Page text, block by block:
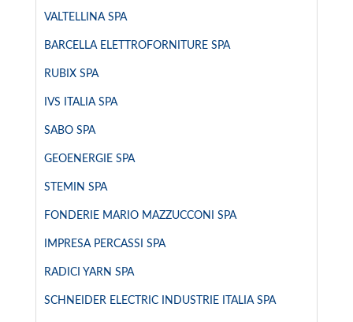
VALTELLINA SPA
BARCELLA ELETTROFORNITURE SPA
RUBIX SPA
IVS ITALIA SPA
SABO SPA
GEOENERGIE SPA
STEMIN SPA
FONDERIE MARIO MAZZUCCONI SPA
IMPRESA PERCASSI SPA
RADICI YARN SPA
SCHNEIDER ELECTRIC INDUSTRIE ITALIA SPA